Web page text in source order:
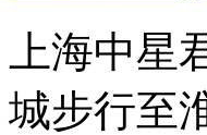
上海中
城步行至